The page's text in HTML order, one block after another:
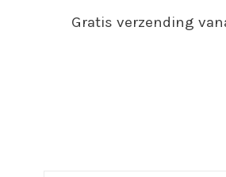
Gratis verzending